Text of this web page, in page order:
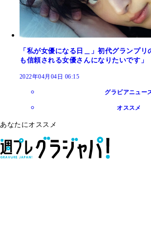
「私が女優になる日＿」初代グランプ
も信頼される女優さんになりたいです」
2022年04月04日 06:15
グラビアニュー
オススメ
あなたにオススメ